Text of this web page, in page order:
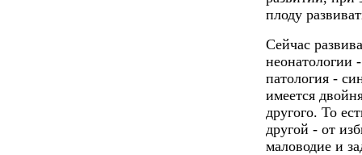
плоду
Сейчас
неонатологии
патология -
имеется
другого. То
другой - от
маловодие и